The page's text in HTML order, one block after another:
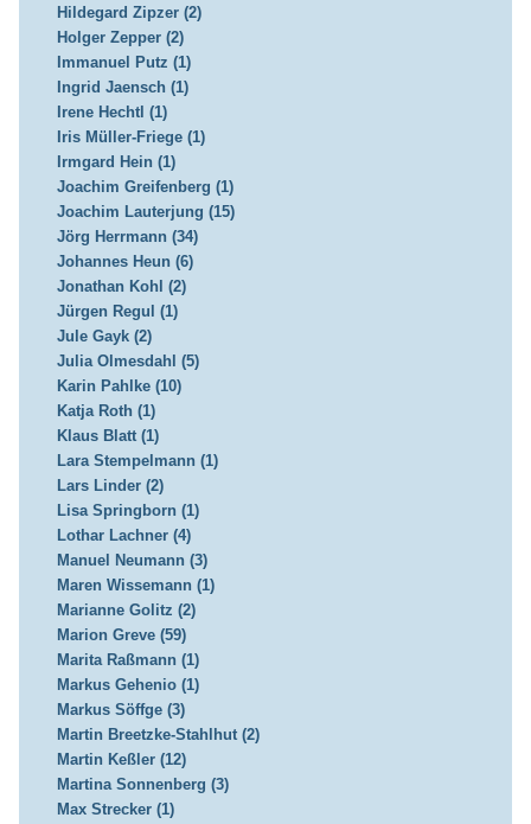
Hildegard Zipzer (2)
Holger Zepper (2)
Immanuel Putz (1)
Ingrid Jaensch (1)
Irene Hechtl (1)
Iris Müller-Friege (1)
Irmgard Hein (1)
Joachim Greifenberg (1)
Joachim Lauterjung (15)
Jörg Herrmann (34)
Johannes Heun (6)
Jonathan Kohl (2)
Jürgen Regul (1)
Jule Gayk (2)
Julia Olmesdahl (5)
Karin Pahlke (10)
Katja Roth (1)
Klaus Blatt (1)
Lara Stempelmann (1)
Lars Linder (2)
Lisa Springborn (1)
Lothar Lachner (4)
Manuel Neumann (3)
Maren Wissemann (1)
Marianne Golitz (2)
Marion Greve (59)
Marita Raßmann (1)
Markus Gehenio (1)
Markus Söffge (3)
Martin Breetzke-Stahlhut (2)
Martin Keßler (12)
Martina Sonnenberg (3)
Max Strecker (1)